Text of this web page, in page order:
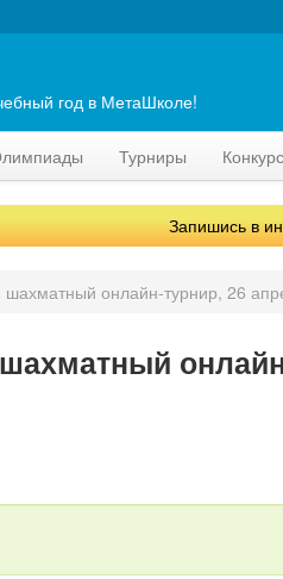
год в МетаШколе!
Турниры
Запишись в
шахматный онлайн-турнир, 26